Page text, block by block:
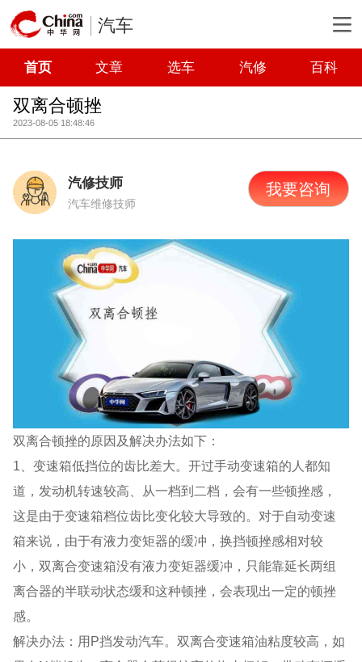
汽车
首页 文章 选车 汽修 百科
双离合顿挫
2023-08-05 18:48:46
汽修技师
汽车维修技师
我要咨询
双离合顿挫的原因及解决办法如下：
1、变速箱低挡位的齿比差大。开过手动变速箱的人都知
道，发动机转速较高、从一档到二档，会有一些顿挫感，
这是由于变速箱档位齿比变化较大导致的。对于自动变速
箱来说，由于有液力变矩器的缓冲，换挡顿挫感相对较
小，双离合变速箱没有液力变矩器缓冲，只能靠延长两组
离合器的半联动状态缓和这种顿挫，会表现出一定的顿挫
感。
解决办法：用P挡发动汽车。双离合变速箱油粘度较高，如